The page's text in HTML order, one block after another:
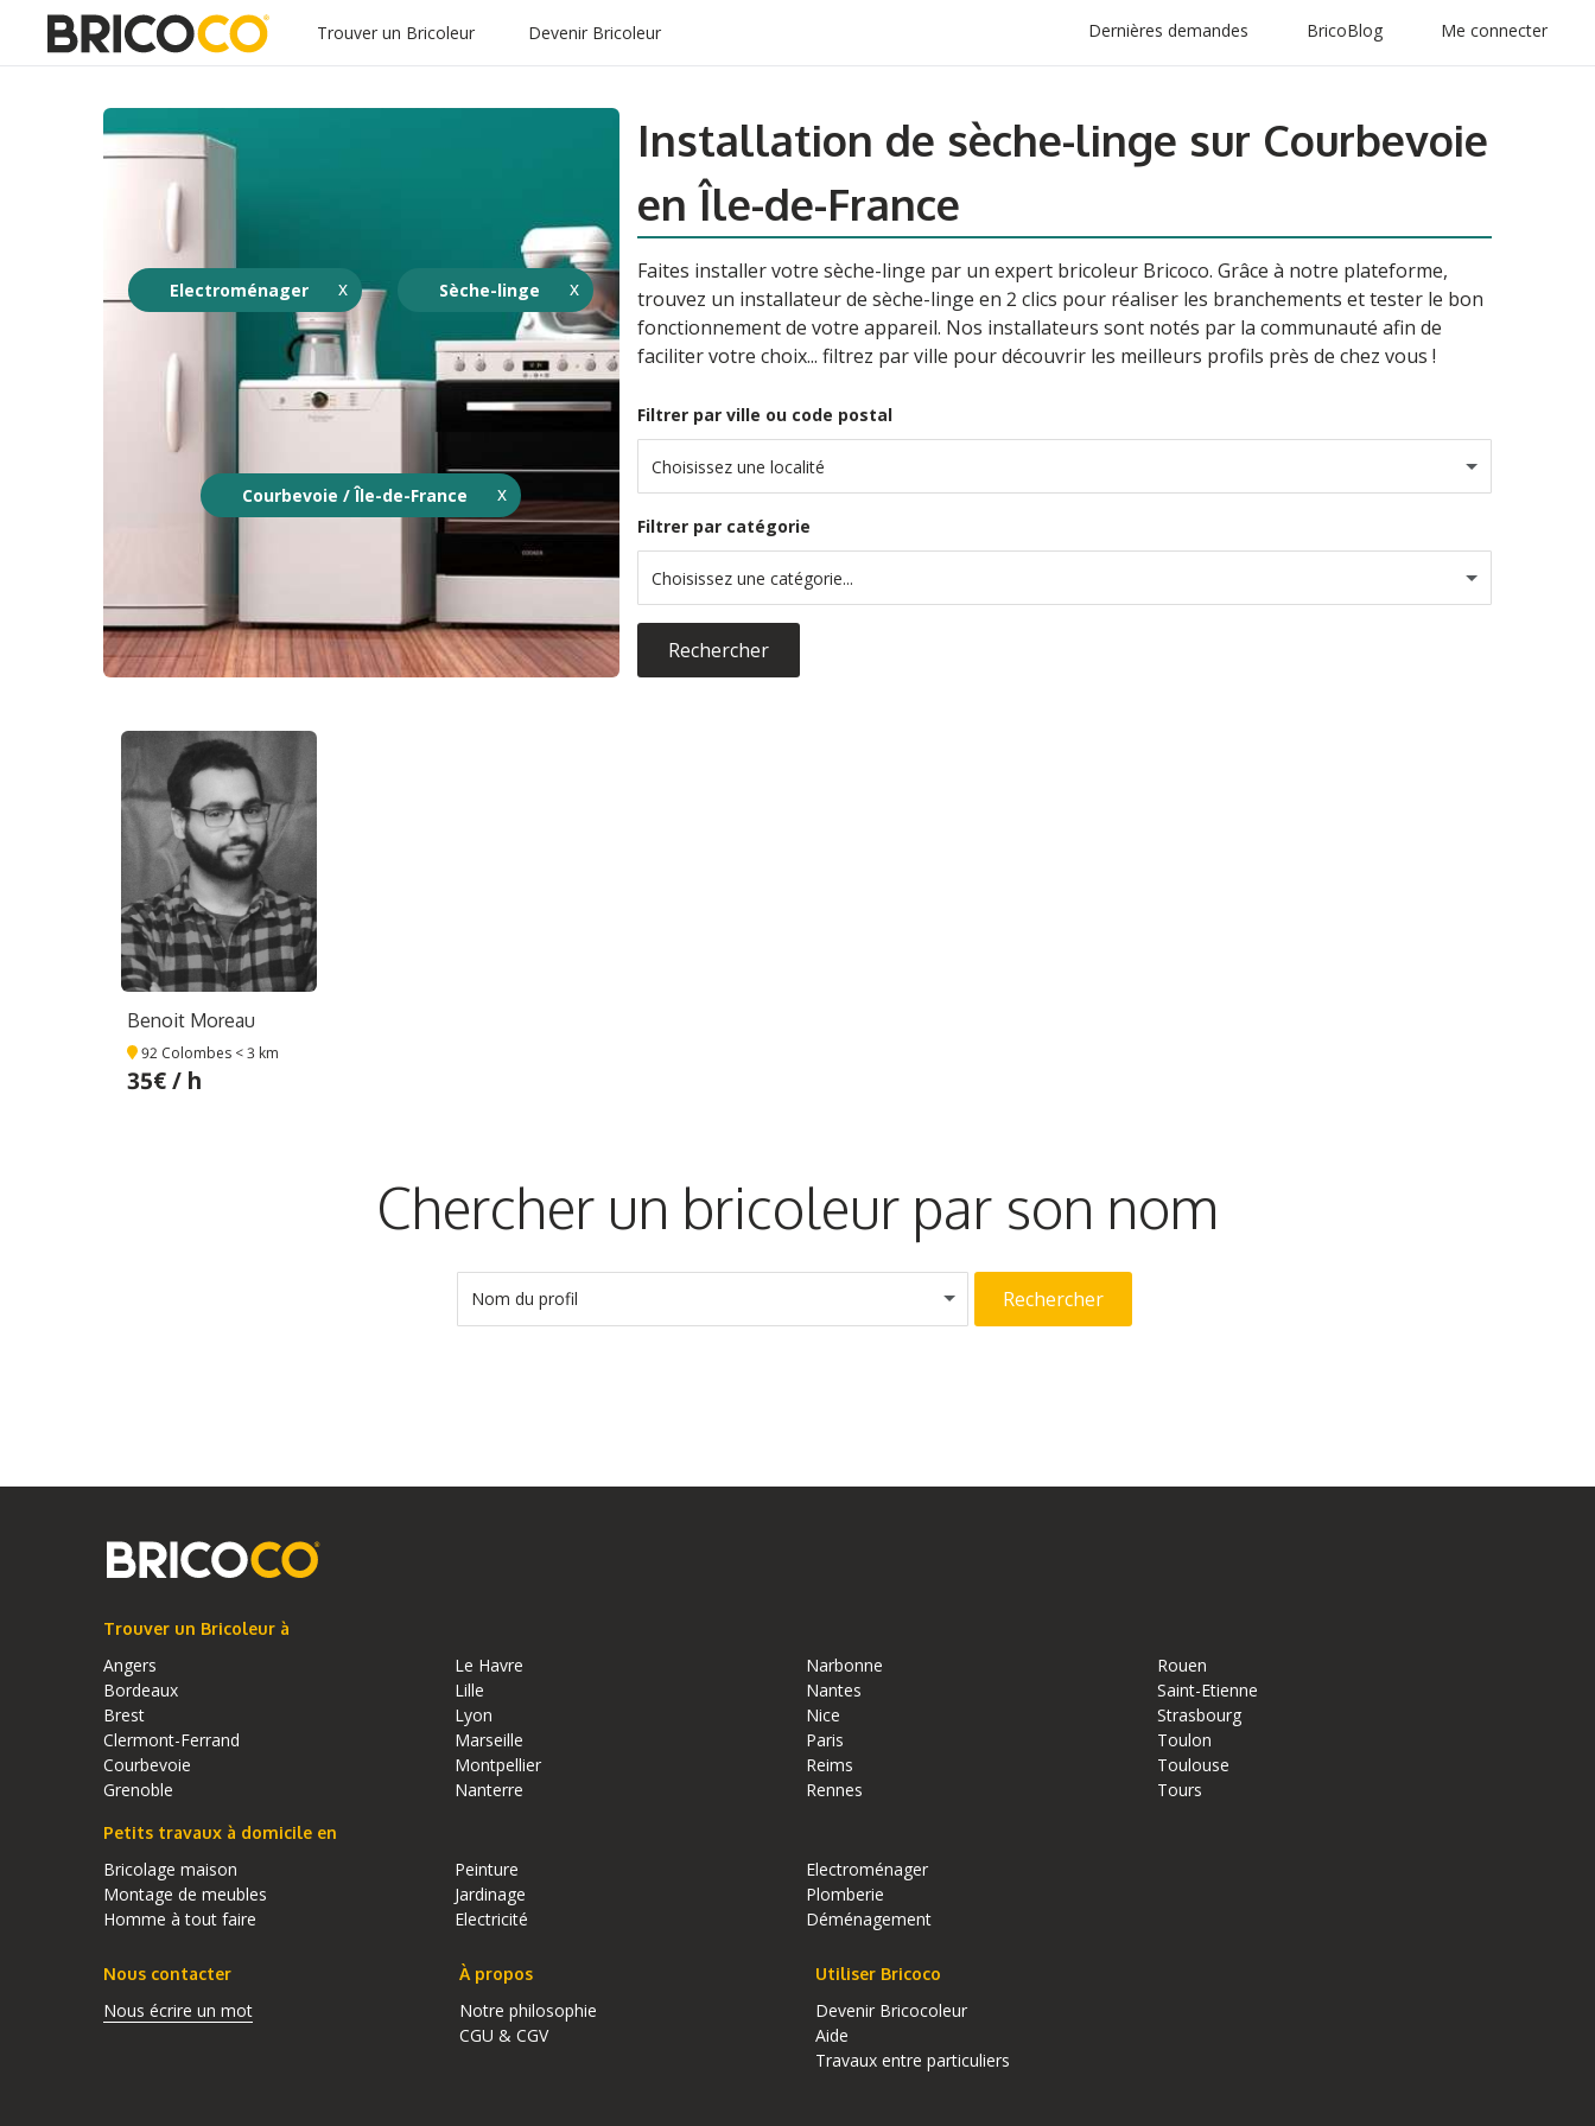
Trouver un Bricoleur Devenir Bricoleur Dernières demandes BricoBlog Me connecter
Electroménager Sèche-linge
Courbevoie / Île-de-France
Installation de sèche-linge sur Courbevoie
en Île-de-France
Faites installer votre sèche-linge par un expert bricoleur Bricoco. Grâce à notre plateforme,
trouvez un installateur de sèche-linge en 2 clics pour réaliser les branchements et tester le bon
fonctionnement de votre appareil. Nos installateurs sont notés par la communauté afin de
faciliter votre choix... filtrez par ville pour découvrir les meilleurs profils près de chez vous !
Filtrer par ville ou code postal
Choisissez une localité
Filtrer par catégorie
Choisissez une catégorie...
Rechercher
Benoit Moreau
92 Colombes < 3 km
35€ / h
Chercher un bricoleur par son nom
Nom du profil Rechercher
Trouver un Bricoleur à
Angers
Bordeaux
Brest
Clermont-Ferrand
Courbevoie
Grenoble
Le Havre
Lille
Lyon
Marseille
Montpellier
Nanterre
Narbonne
Nantes
Nice
Paris
Reims
Rennes
Rouen
Saint-Etienne
Strasbourg
Toulon
Toulouse
Tours
Petits travaux à domicile en
Bricolage maison
Montage de meubles
Homme à tout faire
Peinture
Jardinage
Electricité
Electroménager
Plomberie
Déménagement
Nous contacter
Nous écrire un mot
À propos
Notre philosophie
CGU & CGV
Utiliser Bricoco
Devenir Bricocoleur
Aide
Travaux entre particuliers